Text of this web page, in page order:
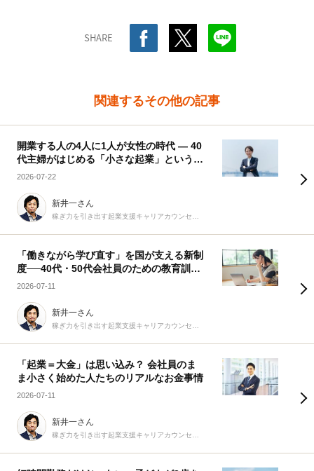
SHARE
関連するその他の記事
開業する人の4人に1人が女性の時代 ― 40
代主婦がはじめる「小さな起業」という選
択
2026-07-22
新井一さん
「働きながら学び直す」を国が支える新制
度──40代・50代会社員のための教育訓練
休暇給付金
2026-07-11
新井一さん
「起業＝大金」は思い込み？ 会社員のま
ま小さく始めた人たちのリアルなお金事情
2026-07-11
新井一さん